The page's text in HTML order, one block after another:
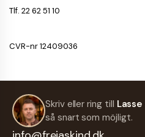
Tlf. 22 62 51 10
CVR-nr 12409036
Skriv eller ring till Lasse
så snart som möjligt.